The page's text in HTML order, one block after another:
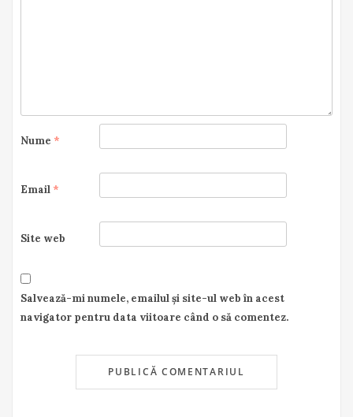
Nume *
Email *
Site web
Salvează-mi numele, emailul și site-ul web în acest
navigator pentru data viitoare când o să comentez.